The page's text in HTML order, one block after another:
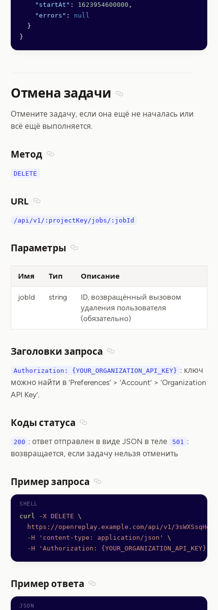
    "startAt"
: 1623954600000 ,
    "errors"
: null
  }
}
Отмена задачи
Отмените задачу, если она ещё не началась или
всё ещё выполняется.
Метод
DELETE
URL
/api/v1/:projectKey/jobs/:jobId
Параметры
Имя Тип Описание
jobId string
ID, возвращённый вызовом
удаления пользователя
(обязательно)
Заголовки запроса
Authorization: {YOUR_ORGANIZATION_API_KEY} : ключ
можно найти в ‘Preferences’ > ‘Account’ > ‘Organization
API Key’.
Коды статуса
200 : ответ отправлен в виде JSON в теле 501 :
возвращается, если задачу нельзя отменить
Пример запроса
curl -X DELETE \
https://openreplay.example.com/api/v1/
  -H
'content-type: application/json'
\
  -H
'Authorization: {YOUR_ORGANIZATION_API_KEY}'
Пример ответа